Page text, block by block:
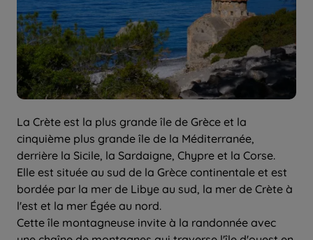
La Crète est la plus grande île de Grèce et la
cinquième plus grande île de la Méditerranée,
derrière la Sicile, la Sardaigne, Chypre et la Corse.
Elle est située au sud de la Grèce continentale et est
bordée par la mer de Libye au sud, la mer de Crète à
l'est et la mer Égée au nord.
Cette île montagneuse invite à la randonnée avec